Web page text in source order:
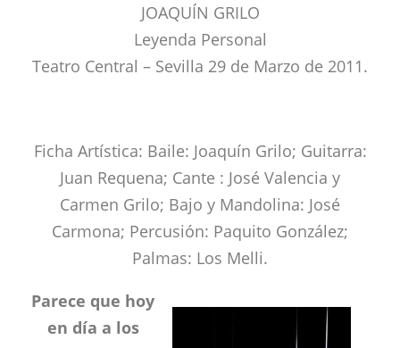
JOAQUÍN GRILO
Leyenda Personal
Teatro Central – Sevilla 29 de Marzo de 2011.
Ficha Artística: Baile: Joaquín Grilo; Guitarra:
Juan Requena; Cante : José Valencia y
Carmen Grilo; Bajo y Mandolina: José
Carmona; Percusión: Paquito González;
Palmas: Los Melli.
Parece que hoy
en día a los